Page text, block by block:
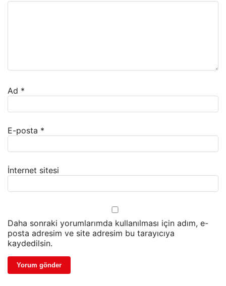
Ad *
E-posta *
İnternet sitesi
Daha sonraki yorumlarımda kullanılması için adım, e-
posta adresim ve site adresim bu tarayıcıya
kaydedilsin.